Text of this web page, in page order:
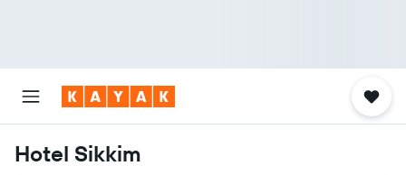
Hotel Sikkim